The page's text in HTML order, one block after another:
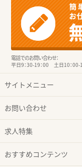
電話でのお問い合わせ：
平日9：30-19：00 土日10：00-
サイトメニュー
お問い合わせ
求人特集
おすすめコンテンツ